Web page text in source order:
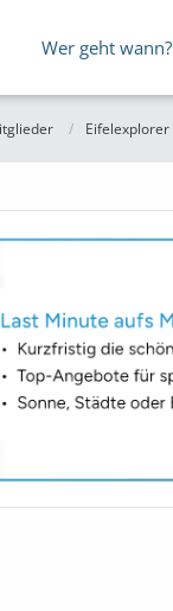
Wer geht wann?
Eifelexplorer